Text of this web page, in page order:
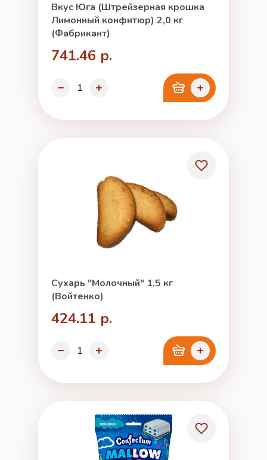
Вкус Юга (Штрейзерная крошка
Лимонный конфитюр) 2,0 кг
(Фабрикант)
741.46 р.
Сухарь "Молочный" 1,5 кг
(Войтенко)
424.11 р.